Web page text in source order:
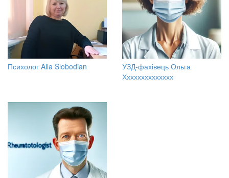
Психолог Alla Slobodian
УЗД-фахівець Ольга
Хххххххххххххх